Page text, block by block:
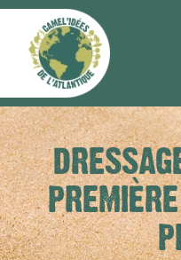
Skip to main content